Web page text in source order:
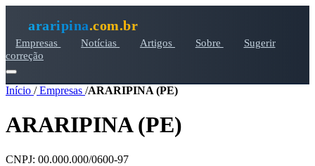
araripina.com.br
Empresas Notícias Artigos Sobre
Sugerir
correção
Início /Empresas /ARARIPINA (PE)
ARARIPINA (PE)
CNPJ: 00.000.000/0600-97